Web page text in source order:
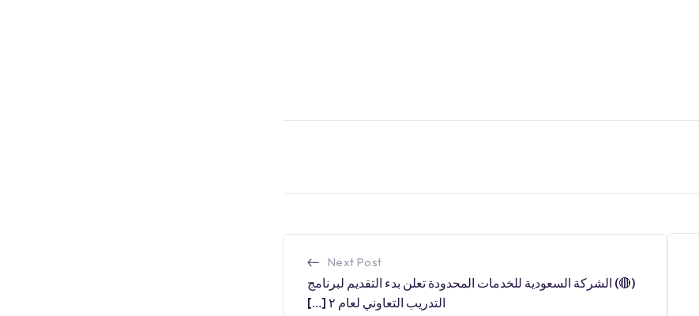
Next Post
(🔴) الشركة السعودية للخدمات المحدودة تعلن بدء التقديم لبرنامج
التدريب التعاوني لعام ٢ […]